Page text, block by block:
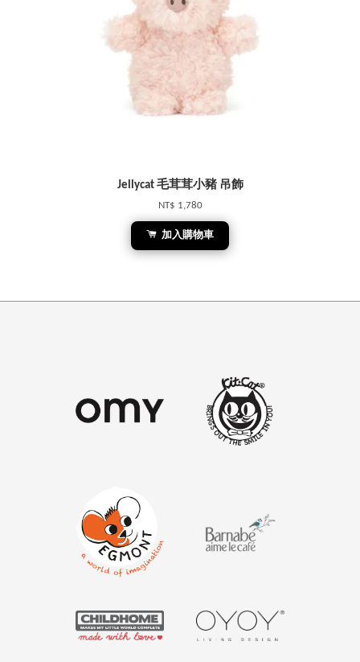
Jellycat 毛茸茸小豬 吊飾
NT$ 1,780
加入購物車